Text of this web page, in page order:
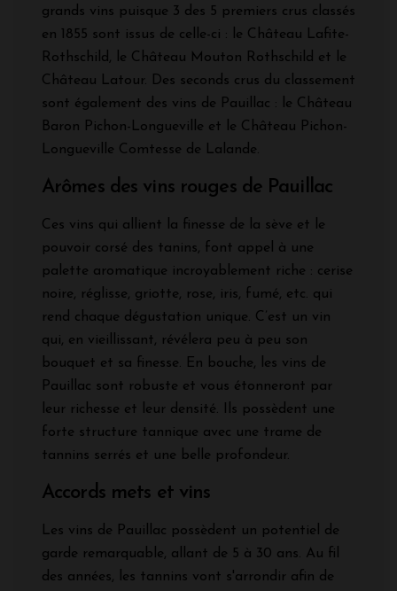
grands vins puisque 3 des 5 premiers crus classés
en 1855 sont issus de celle-ci : le Château Lafite-
Rothschild, le Château Mouton Rothschild et le
Château Latour. Des seconds crus du classement
sont également des vins de Pauillac : le Château
Baron Pichon-Longueville et le Château Pichon-
Longueville Comtesse de Lalande.
Arômes des vins rouges de Pauillac
Ces vins qui allient la finesse de la sève et le
pouvoir corsé des tanins, font appel à une
palette aromatique incroyablement riche : cerise
noire, réglisse, griotte, rose, iris, fumé, etc. qui
rend chaque dégustation unique. C’est un vin
qui, en vieillissant, révélera peu à peu son
bouquet et sa finesse. En bouche, les vins de
Pauillac sont robuste et vous étonneront par
leur richesse et leur densité. Ils possèdent une
forte structure tannique avec une trame de
tannins serrés et une belle profondeur.
Accords mets et vins
Les vins de Pauillac possèdent un potentiel de
garde remarquable, allant de 5 à 30 ans. Au fil
des années, les tannins vont s'arrondir afin de